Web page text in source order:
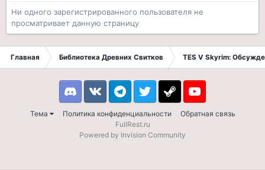
Ни одного зарегистрированного пользователя не
просматривает данную страницу
Главная Библиотека Древних Свитков TES V Skyrim:
Тема Политика конфиденциальности Обратная связь
DiscordVK TelegramTwitter Steam Youtube
FullRest.ru
Powered by Invision Community